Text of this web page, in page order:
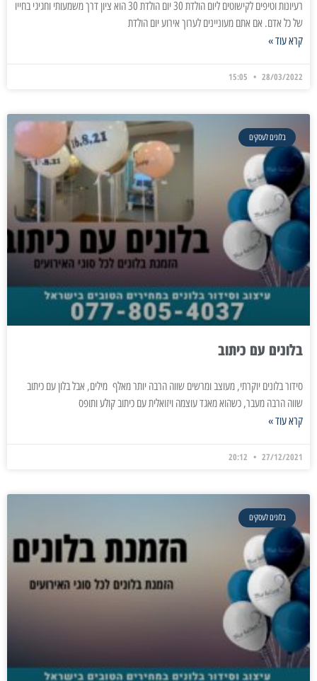
רעיונות וטיפים לקישוטים ליום הולדת 30 יום הולדת 30 הוא ציון דרך משמעותי וחגיגי בחייו
של כל אדם. אם אתם מעוניינים לערוך אירוע יום הולדת
קרא עוד »
28/03/2022
בלונים לעסקים
בלונים עם כיתוב
סידור בלונים יוקרתי, מעוצב ומרשים שווה הרבה יותר מאלף מילים, אבל בלון עם כיתוב
שווה הרבה מעבר, כשהוא מאגד עוצמה ויזואלית עם כיתוב קולע ותופס
קרא עוד »
27/12/2021
בלונים לעסקים